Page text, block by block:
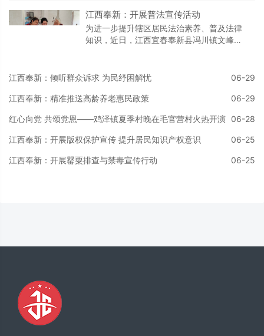
江西奉新：开展普法宣传活动
为进一步提升辖区居民法治素养、普及法律
知识，近日，江西宜春奉新县冯川镇文峰社
网格员向居民发放普法手册，结合婚姻家
群众关切的法律条款，以生活实例为切入
宣讲答疑，耐心回应
江西奉新：倾听群众诉求 为民纾困解忧 06-29
江西奉新：精准推送高龄养老惠民政策 06-29
红心向党 共颂党恩——鸡泽镇夏季村晚在毛官营村火热开演 06-28
江西奉新：开展版权保护宣传 提升居民知识产权意识 06-25
江西奉新：开展罂粟排查与禁毒宣传行动 06-25